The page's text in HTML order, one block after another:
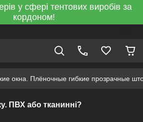
у сфері тентових виробів за
кордоном!
окна. Плёночные гибкие прозрачные
ПВХ або тканинні?